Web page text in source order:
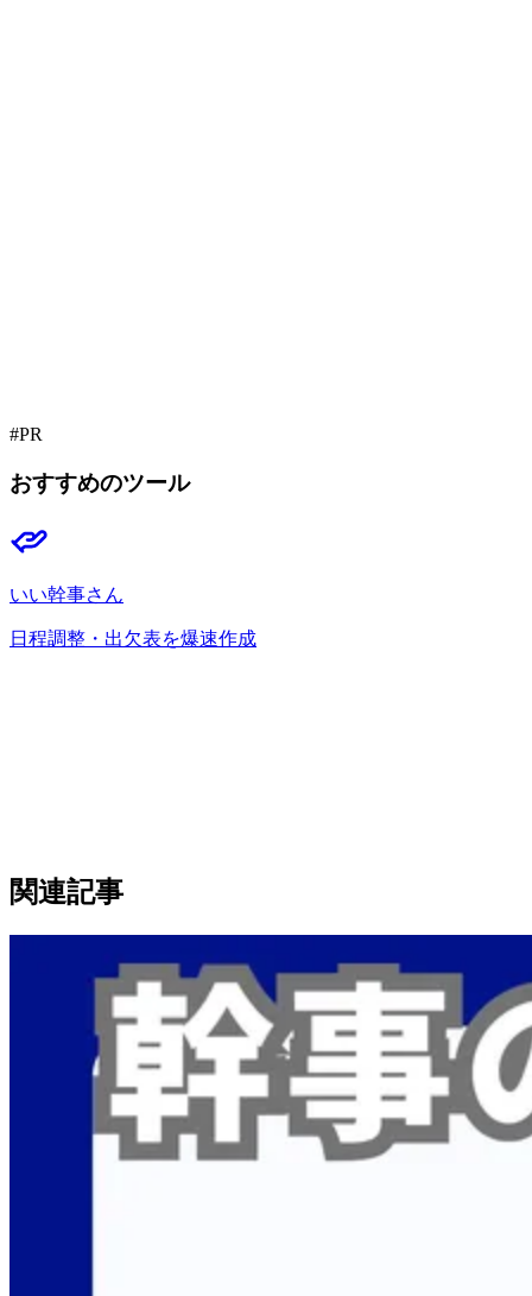
#PR
おすすめのツール
いい幹事さん
日程調整・出欠表を爆速作成
関連記事